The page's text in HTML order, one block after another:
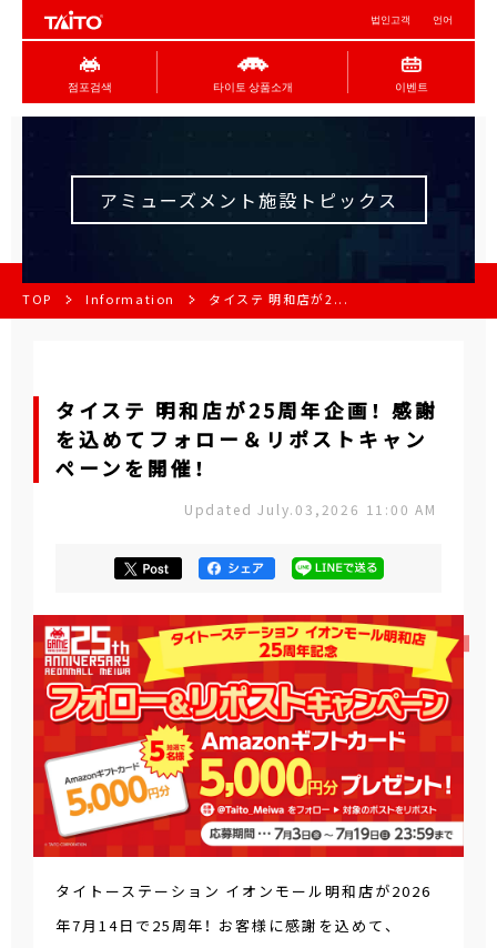
법인고객 언어
점포검색 타이토 상품소개 이벤트
アミューズメント施設トピックス
TOP Information タイステ 明和店が2...
タイステ 明和店が25周年企画！ 感謝
を込めてフォロー＆リポストキャン
ペーンを開催！
Updated July.03,2026 11:00 AM
タイトーステーション イオンモール明和店が2026
年7月14日で25周年！ お客様に感謝を込めて、